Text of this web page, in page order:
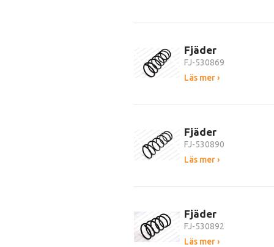
Fjäder
FJ-530869
Läs mer ›
Fjäder
FJ-530890
Läs mer ›
Fjäder
FJ-530892
Läs mer ›